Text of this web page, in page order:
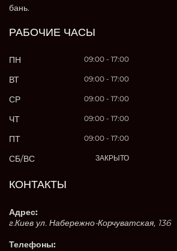
бань.
РАБОЧИЕ ЧАСЫ
ПН 09:00 - 17:00
ВТ 09:00 - 17:00
СР 09:00 - 17:00
ЧТ 09:00 - 17:00
ПТ 09:00 - 17:00
СБ/ВС ЗАКРЫТО
КОНТАКТЫ
Адрес:
г.Киев ул. Набережно-Корчуватская, 136
Телефоны: